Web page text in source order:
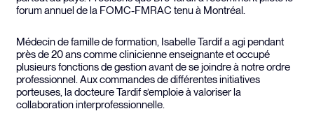
forum annuel de la FOMC-FMRAC tenu à Montréal.
Médecin de famille de formation, Isabelle Tardif a agi pendant
près de 20 ans comme clinicienne enseignante et occupé
plusieurs fonctions de gestion avant de se joindre à notre ordre
professionnel. Aux commandes de différentes initiatives
porteuses, la docteure Tardif s’emploie à valoriser la
collaboration interprofessionnelle.